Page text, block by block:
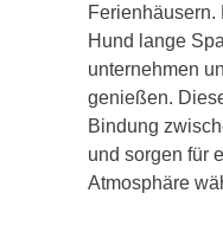
Ferienhäusern.
Hund lange
unternehmen
genießen.
Bindung
und sorgen für
Atmosphäre